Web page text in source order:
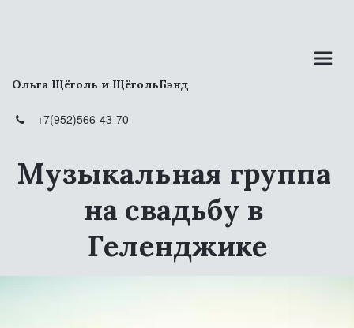
Ольга Щёголь и ЩёгольБэнд
+7(952)566-43-70
Музыкальная группа
на свадьбу в
Геленджике